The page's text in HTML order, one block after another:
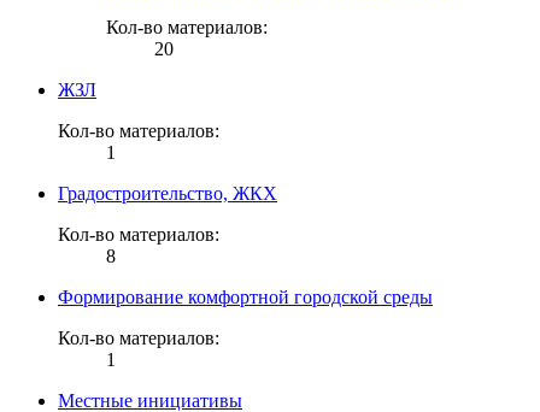
Кол-во материалов:
20
ЖЗЛ
Кол-во материалов:
1
Градостроительство, ЖКХ
Кол-во материалов:
8
Формирование комфортной городской среды
Кол-во материалов:
1
Местные инициативы